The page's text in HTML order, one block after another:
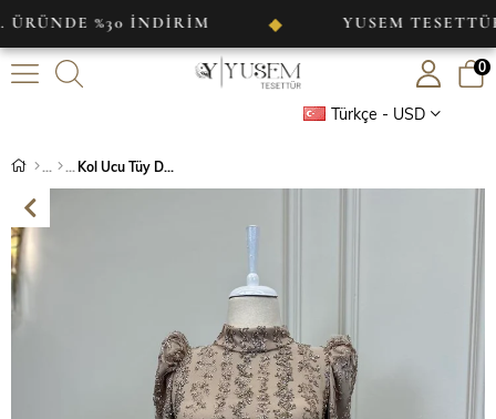
%30 İNDİRİM ◆ YUSEM TESETTÜR
Türkçe - USD
0
Kol Ucu Tüy Detaylı İşlemeli Abiye Bej